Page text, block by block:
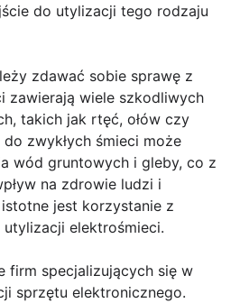
do utylizacji tego rodzaju
zdawać sobie sprawę z
zawierają wiele szkodliwych
takich jak rtęć, ołów czy
zwykłych śmieci może
wód gruntowych i gleby, co z
na zdrowie ludzi i
jest korzystanie z
utylizacji elektrośmieci.
firm specjalizujących się w
sprzętu elektronicznego.